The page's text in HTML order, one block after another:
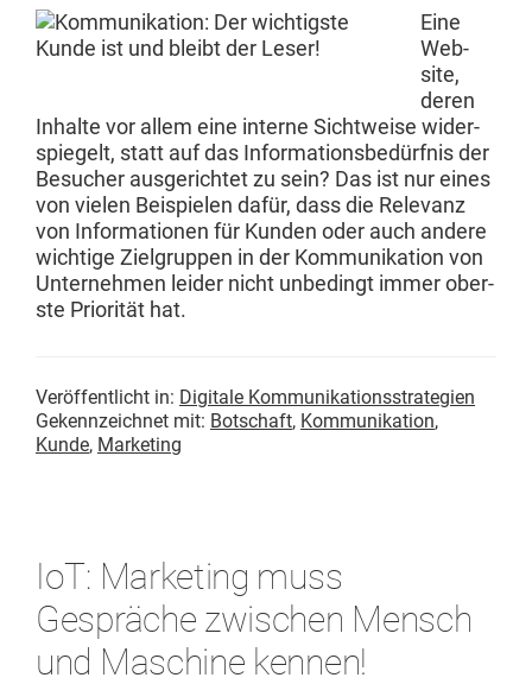
Eine
Web­
site,
deren
Inhalte vor allem eine interne Sichtweise wider­
spiegelt, statt auf das Infor­ma­tions­bedürf­nis der
Besuch­er aus­gerichtet zu sein? Das ist nur eines
von vie­len Beispie­len dafür, dass die Rel­e­vanz
von Infor­ma­tio­nen für Kun­den oder auch andere
wichtige Ziel­grup­pen in der Kom­mu­nika­tion von
Unternehmen lei­der nicht unbe­d­ingt immer ober­
ste Pri­or­ität hat.
Veröffentlicht in: Digitale Kommunikationsstrategien
Gekennzeichnet mit: Botschaft, Kommunikation,
Kunde, Marketing
IoT: Marketing muss
Gespräche zwischen Mensch
und Maschine kennen!